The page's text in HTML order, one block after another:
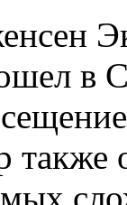
в
также